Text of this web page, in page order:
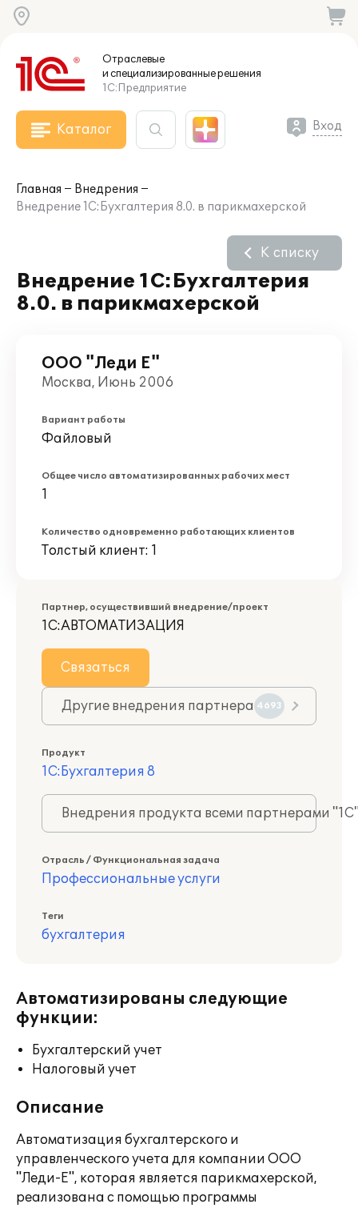
Отраслевые
и специализированныерешения
1С:Предприятие
Каталог Вход
Главная
Внедрения
Внедрение 1С:Бухгалтерия 8.0. в парикмахерской
Внедрение 1С:Бухгалтерия
8.0. в парикмахерской
К списку
ООО "Леди Е"
Москва, Июнь 2006
Вариант работы
Файловый
Общее число автоматизированных рабочих мест
1
Количество одновременно работающих клиентов
Толстый клиент: 1
Партнер, осуществивший внедрение/проект
1С:АВТОМАТИЗАЦИЯ
Связаться
Другие внедрения партнера 4693
Продукт
1С:Бухгалтерия 8
Внедрения продукта всеми партнерами
Отрасль / Функциональная задача
Профессиональные услуги
Теги
бухгалтерия
Автоматизированы следующие
функции:
Бухгалтерский учет
Налоговый учет
Описание
Автоматизация бухгалтерского и
управленческого учета для компании ООО
"Леди-Е", которая является парикмахерской,
реализована с помощью программы